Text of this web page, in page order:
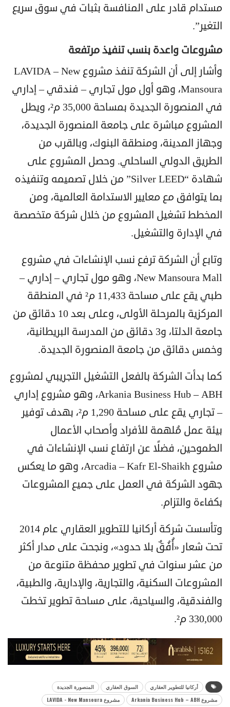
مستدام قادر على المنافسة بثبات في سوق سريع
التغير”.
مشروعات واعدة بنسب تنفيذ مرتفعة
وأشار إلى أن الشركة تنفذ مشروع LAVIDA – New
Mansoura، وهو أول مول تجاري – فندقي – إداري
في المنصورة الجديدة بمساحة 35,000 م²، ويطل
المشروع مباشرة على جامعة المنصورة الجديدة،
وجهاز المدينة، ومنطقة البنوك، وبالقرب من
الطريق الدولي الساحلي. وحصل المشروع على
شهادة “Silver LEED” من خلال تصميمه وتنفيذه
بما يتوافق مع معايير الاستدامة العالمية، ومن
المخطط تشغيل المشروع من خلال شركة متخصصة
في الإدارة والتشغيل.
وتابع أن الشركة ترفع نسب الإنشاءات في مشروع
New Mansoura Mall، وهو مول تجاري – إداري –
طبي يقع على مساحة 11,433 م² في المنطقة
المركزية بالمرحلة الأولى، وعلى بعد 10 دقائق من
جامعة الدلتا، و3 دقائق من المدرسة البريطانية،
وخمس دقائق من جامعة المنصورة الجديدة.
كما بدأت الشركة بالفعل التشغيل التجريبي لمشروع
Arkania Business Hub – ABH، وهو مشروع إداري
– تجاري يقع على مساحة 1,290 م²، بهدف توفير
بيئة عمل مُلهمة للأفراد وأصحاب الأعمال
الطموحين، فضلًا عن ارتفاع نسب الإنشاءات في
مشروع Arcadia – Kafr El-Shaikh، وهو ما يعكس
جهود الشركة في العمل على جميع المشروعات
بكفاءة والتزام.
وتأسست شركة أركانيا للتطوير العقاري عام 2014
تحت شعار «أُفُقٌ بلا حدود»، ونجحت على مدار أكثر
من عشر سنوات في تطوير محفظة متنوعة من
المشروعات السكنية، والتجارية، والإدارية، والطبية،
والفندقية، والسياحية، على مساحة تطوير تخطت
330,000 م².
أركانيا للتطوير العقاري السوق العقاري
المنصورة الجديدة
مشروع Arkania Business Hub – ABH
مشروع LAVIDA - New Mansoura